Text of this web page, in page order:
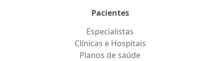
Pacientes
Especialistas
Clínicas e Hospitais
Planos de saúde